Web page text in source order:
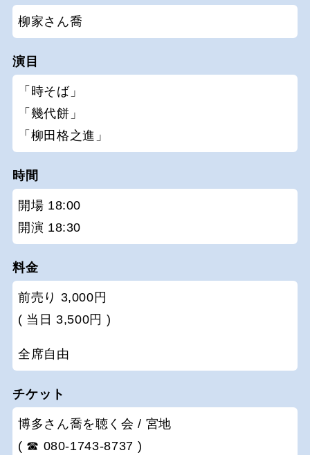
柳家さん喬
演目
「時そば」
「幾代餅」
「柳田格之進」
時間
開場 18:00
開演 18:30
料金
前売り 3,000円
( 当日 3,500円 )
全席自由
チケット
博多さん喬を聴く会 / 宮地
( ☎ 080-1743-8737 )